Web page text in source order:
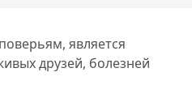
является
друзей, болезней